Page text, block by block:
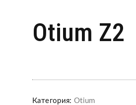
Otium Z2
Категория: Otium